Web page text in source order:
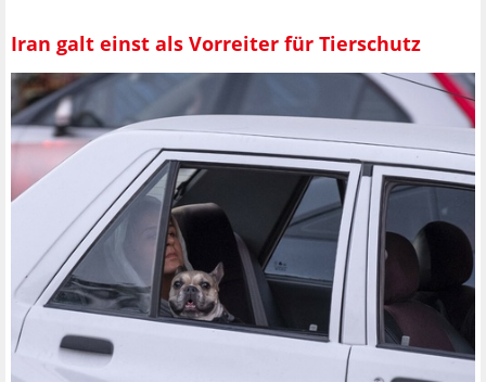
Iran galt einst als Vorreiter für Tierschutz